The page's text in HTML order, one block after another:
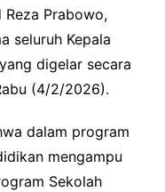
Reza Prabowo,
seluruh Kepala
digelar secara
(4/2/2026).
dalam program
mengampu
Sekolah